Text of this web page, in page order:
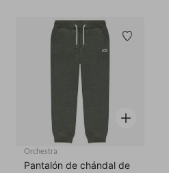
deseos Lista
Vista
Orchestra
Pantalón de chándal de